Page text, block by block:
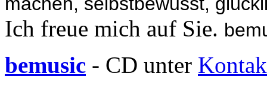
Ich freue mich auf Sie.
bemusic - CD unter